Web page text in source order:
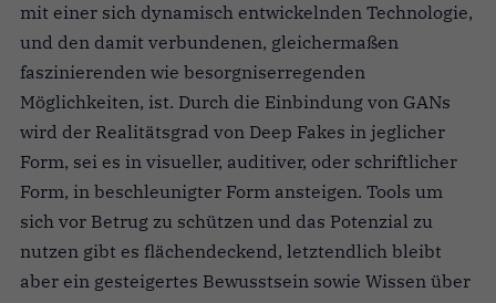
mit einer sich dynamisch entwickelnden Technologie,
und den damit verbundenen, gleichermaßen
faszinierenden wie besorgniserregenden
Möglichkeiten, ist. Durch die Einbindung von GANs
wird der Realitätsgrad von Deep Fakes in jeglicher
Form, sei es in visueller, auditiver, oder schriftlicher
Form, in beschleunigter Form ansteigen. Tools um
sich vor Betrug zu schützen und das Potenzial zu
nutzen gibt es flächendeckend, letztendlich bleibt
aber ein gesteigertes Bewusstsein sowie Wissen über